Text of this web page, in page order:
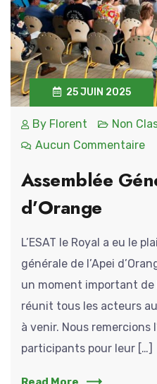
25 JUIN 2025
By Florent
Non
Aucun Commentaire
Assemblée
d’Orange
L’ESAT le Royal a eu le
générale de l’Apei
un moment important
réunit tous les acteurs
à venir. Nous remercions
participants pour leur […]